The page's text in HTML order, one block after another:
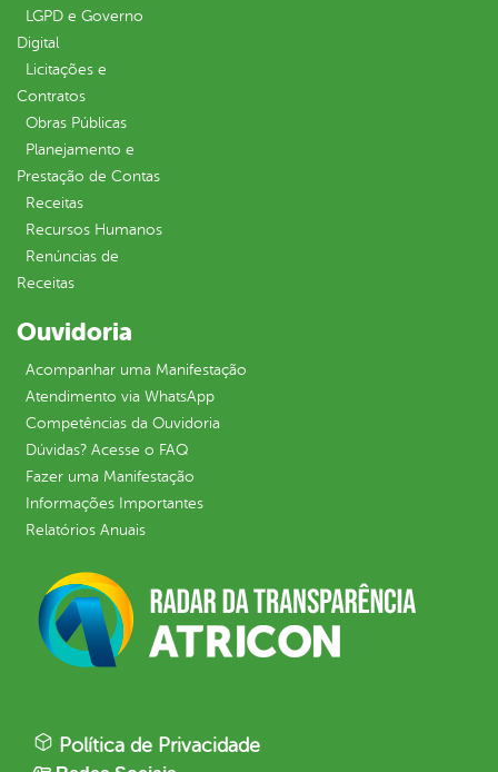
LGPD e Governo
Digital
Licitações e
Contratos
Obras Públicas
Planejamento e
Prestação de Contas
Receitas
Recursos Humanos
Renúncias de
Receitas
Ouvidoria
Acompanhar uma Manifestação
Atendimento via WhatsApp
Competências da Ouvidoria
Dúvidas? Acesse o FAQ
Fazer uma Manifestação
Informações Importantes
Relatórios Anuais
Política de Privacidade